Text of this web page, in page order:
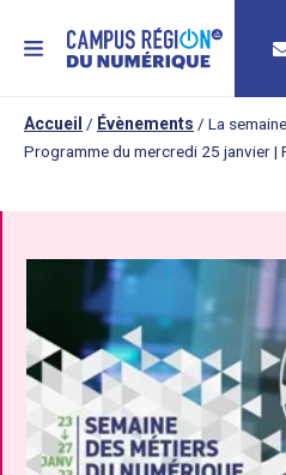
MENU
Accueil / Évènements / La
Programme du mercredi 25 janvier |